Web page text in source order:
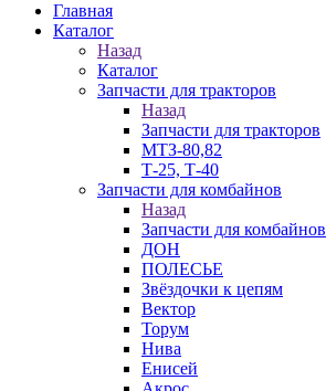
Главная
Каталог
Назад
Каталог
Запчасти для тракторов
Назад
Запчасти для тракторов
МТЗ-80,82
Т-25, Т-40
Запчасти для комбайнов
Назад
Запчасти для комбайнов
ДОН
ПОЛЕСЬЕ
Звёздочки к цепям
Вектор
Торум
Нива
Енисей